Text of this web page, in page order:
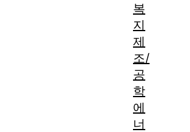
복
지
제
조/
공
학
에
너